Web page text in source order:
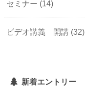
セミナー (14)
ビデオ講義 開講 (32)
新着エントリー